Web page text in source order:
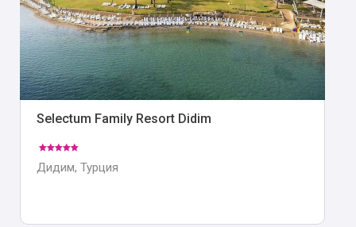
Selectum Family Resort Didim
Дидим, Турция